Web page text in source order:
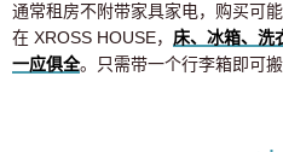
通常租房不附带家具家电，购买可能
在 XROSS HOUSE， 床、冰箱、洗
一应俱全。只需带一个行李箱即可搬